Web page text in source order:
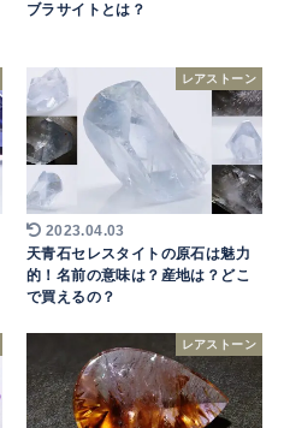
ブラサイトとは？
レアストーン
2023.04.03
天青石セレスタイトの原石は魅力
的！名前の意味は？産地は？どこ
で買えるの？
レアストーン